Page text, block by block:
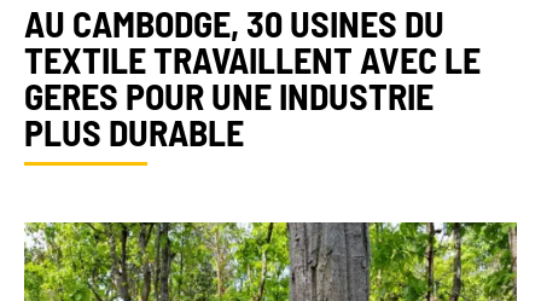
AU CAMBODGE, 30 USINES DU
TEXTILE TRAVAILLENT AVEC LE
GERES POUR UNE INDUSTRIE
PLUS DURABLE